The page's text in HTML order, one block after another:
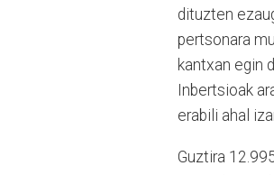
dituzten
pertsonara
kantxan egin
Inbertsioak
erabili ahal
Guztira